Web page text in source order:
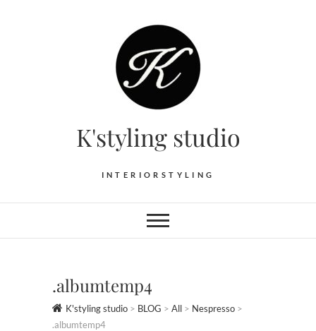
K'styling studio
INTERIORSTYLING
.albumtemp4
K'styling studio > BLOG > All > Nespresso >
.albumtemp4